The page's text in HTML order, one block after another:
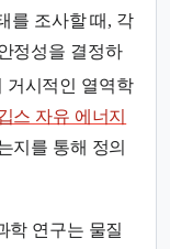
를 조사할 때, 각
정성을 결정하
거시적인 열역학
스 자유 에너지
지를 통해 정의
학 연구는 물질